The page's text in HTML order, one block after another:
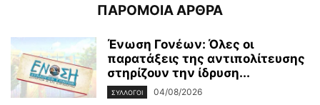
ΠΑΡΟΜΟΙΑ ΑΡΘΡΑ
Ένωση Γονέων: Όλες οι
παρατάξεις της αντιπολίτευσης
στηρίζουν την ίδρυση...
ΣΥΛΛΟΓΟΙ 04/08/2026